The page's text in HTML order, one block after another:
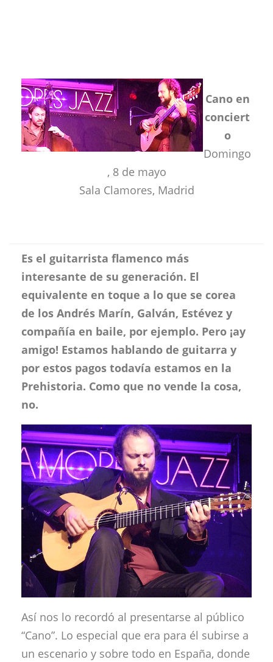
Cano en
conciert
o
Domingo
, 8 de mayo
Sala Clamores, Madrid
Es el guitarrista flamenco más
interesante de su generación. El
equivalente en toque a lo que se corea
de los Andrés Marín, Galván, Estévez y
compañía en baile, por ejemplo. Pero ¡ay
amigo! Estamos hablando de guitarra y
por estos pagos todavía estamos en la
Prehistoria. Como que no vende la cosa,
no.
Así nos lo recordó al presentarse al público
“Cano”. Lo especial que era para él subirse a
un escenario y sobre todo en España, donde